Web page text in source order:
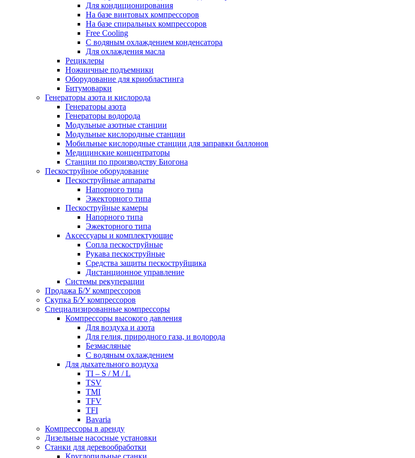
Для кондиционирования
На базе винтовых компрессоров
На базе спиральных компрессоров
Free Cooling
С водяным охлаждением конденсатора
Для охлаждения масла
Рециклеры
Ножничные подъемники
Оборудование для криобластинга
Битумоварки
Генераторы азота и кислорода
Генераторы азота
Генераторы водорода
Модульные азотные станции
Модульные кислородные станции
Мобильные кислородные станции для заправки баллонов
Медицинские концентраторы
Станции по производству Биогона
Пескоструйное оборудование
Пескоструйные аппараты
Напорного типа
Эжекторного типа
Пескоструйные камеры
Напорного типа
Эжекторного типа
Аксессуары и комплектующие
Сопла пескоструйные
Рукава пескоструйные
Средства защиты пескоструйщика
Дистанционное управление
Системы рекуперации
Продажа Б/У компрессоров
Скупка Б/У компрессоров
Специализированные компрессоры
Компрессоры высокого давления
Для воздуха и азота
Для гелия, природного газа, и водорода
Безмасляные
С водяным охлаждением
Для дыхательного воздуха
TI – S / M / L
TSV
TMI
TFV
TFI
Bavaria
Компрессоры в аренду
Дизельные насосные установки
Станки для деревообработки
Круглопильные станки